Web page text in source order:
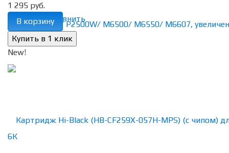
избранное сравнить
1 295 руб.
В корзину
New!